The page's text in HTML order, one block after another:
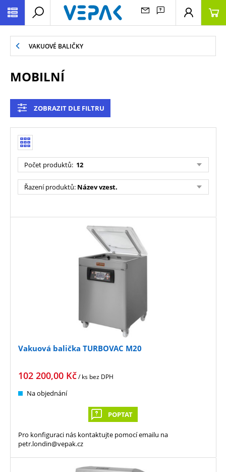
VAKUOVÉ BALIČKY
MOBILNÍ
ZOBRAZIT DLE FILTRU
Počet produktů: 12
Řazení produktů: Název vzest.
Vakuová balička TURBOVAC M20
102 200,00 Kč/ ks bez DPH
Na objednání
POPTAT
Pro konfiguraci nás kontaktujte pomocí emailu na
petr.londin@vepak.cz